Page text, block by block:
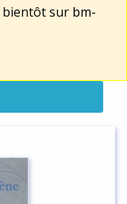
bientôt sur bm-